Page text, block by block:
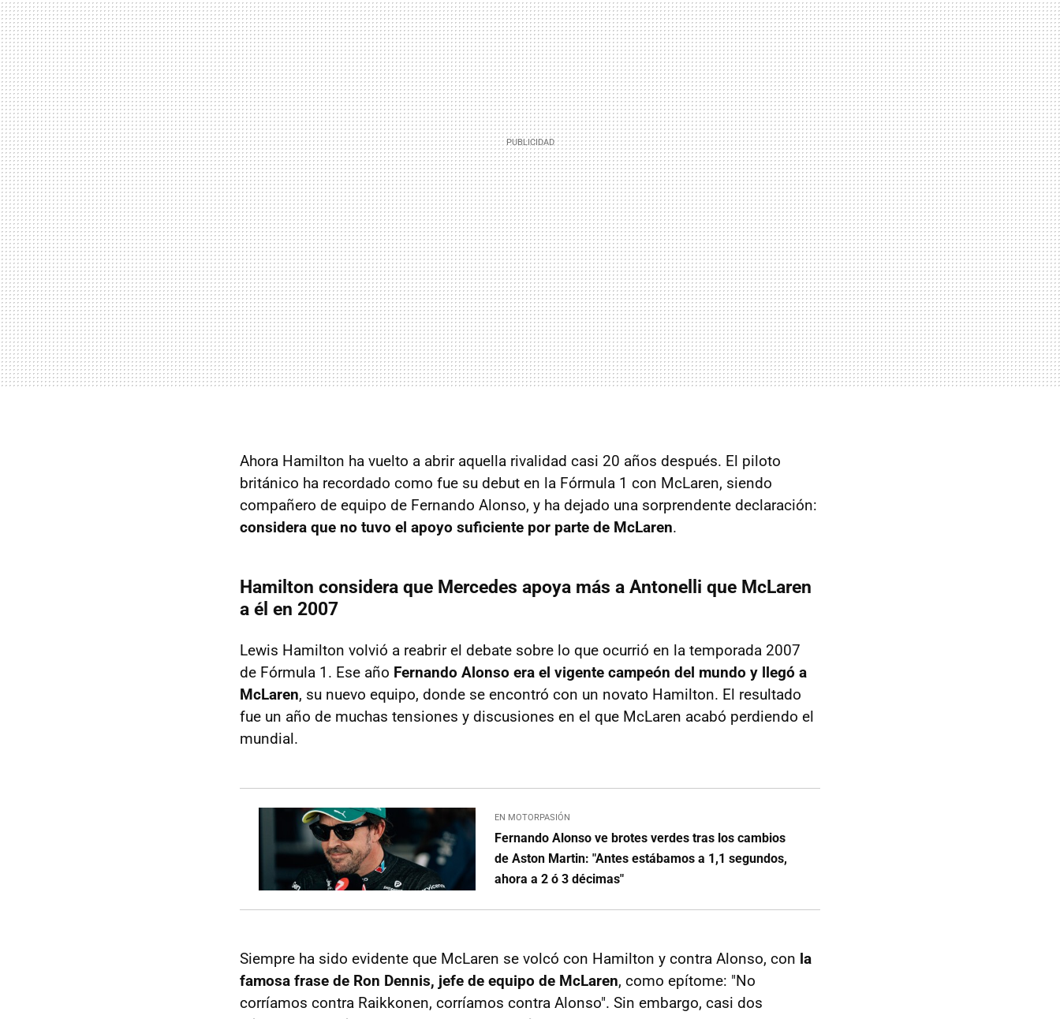
Ahora Hamilton ha vuelto a abrir aquella rivalidad casi 20 años después. El piloto
británico ha recordado como fue su debut en la Fórmula 1 con McLaren, siendo
compañero de equipo de Fernando Alonso, y ha dejado una sorprendente declaración:
considera que no tuvo el apoyo suficiente por parte de McLaren.
Hamilton considera que Mercedes apoya más a Antonelli que McLaren
a él en 2007
Lewis Hamilton volvió a reabrir el debate sobre lo que ocurrió en la temporada 2007
de Fórmula 1. Ese año Fernando Alonso era el vigente campeón del mundo y llegó a
McLaren, su nuevo equipo, donde se encontró con un novato Hamilton. El resultado
fue un año de muchas tensiones y discusiones en el que McLaren acabó perdiendo el
mundial.
EN MOTORPASIÓN
Fernando Alonso ve brotes verdes tras los cambios
de Aston Martin: "Antes estábamos a 1,1 segundos,
ahora a 2 ó 3 décimas"
Siempre ha sido evidente que McLaren se volcó con Hamilton y contra Alonso, con la
famosa frase de Ron Dennis, jefe de equipo de McLaren, como epítome: "No
corríamos contra Raikkonen, corríamos contra Alonso". Sin embargo, casi dos